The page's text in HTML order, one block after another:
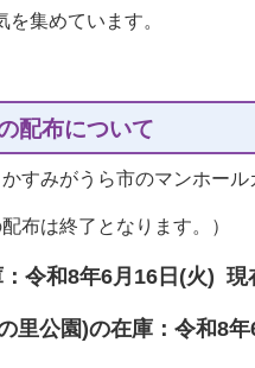
集めています。
配布について
すみがうら市のマンホー
布は終了となります。）
令和8年6月16日(火)
里公園)の在庫：令和8